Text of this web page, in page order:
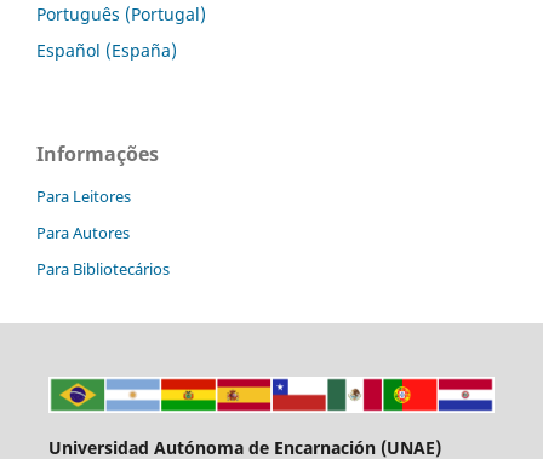
Português (Portugal)
Español (España)
Informações
Para Leitores
Para Autores
Para Bibliotecários
Universidad Autónoma de Encarnación (UNAE)